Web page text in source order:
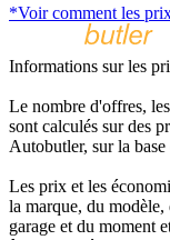
*Voir comment les
Informations sur les
Le nombre d'offres,
sont calculés sur des
Autobutler, sur la
Les prix et les
la marque, du
garage et du moment